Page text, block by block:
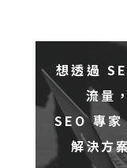
想透過
流量
SEO 專
解決方